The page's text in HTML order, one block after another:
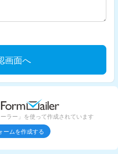
ラー」を使って作成されています
ームを作成する